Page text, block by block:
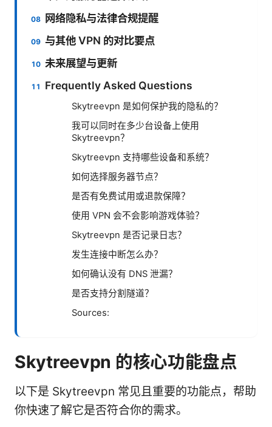
网络隐私与法律合规提醒
与其他 VPN 的对比要点
未来展望与更新
Frequently Asked Questions
Skytreevpn 是如何保护我的隐私的？
我可以同时在多少台设备上使用
Skytreevpn？
Skytreevpn 支持哪些设备和系统？
如何选择服务器节点？
是否有免费试用或退款保障？
使用 VPN 会不会影响游戏体验？
Skytreevpn 是否记录日志？
发生连接中断怎么办？
如何确认没有 DNS 泄漏？
是否支持分割隧道？
Sources:
Skytreevpn 的核心功能盘点
以下是 Skytreevpn 常见且重要的功能点，帮助
你快速了解它是否符合你的需求。